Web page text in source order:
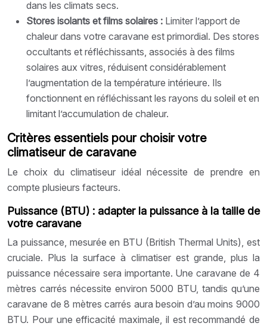
dans les climats secs.
Stores isolants et films solaires : Limiter l’apport de
chaleur dans votre caravane est primordial. Des stores
occultants et réfléchissants, associés à des films
solaires aux vitres, réduisent considérablement
l’augmentation de la température intérieure. Ils
fonctionnent en réfléchissant les rayons du soleil et en
limitant l’accumulation de chaleur.
Critères essentiels pour choisir votre
climatiseur de caravane
Le choix du climatiseur idéal nécessite de prendre en
compte plusieurs facteurs.
Puissance (BTU) : adapter la puissance à la taille de
votre caravane
La puissance, mesurée en BTU (British Thermal Units), est
cruciale. Plus la surface à climatiser est grande, plus la
puissance nécessaire sera importante. Une caravane de 4
mètres carrés nécessite environ 5000 BTU, tandis qu’une
caravane de 8 mètres carrés aura besoin d’au moins 9000
BTU. Pour une efficacité maximale, il est recommandé de